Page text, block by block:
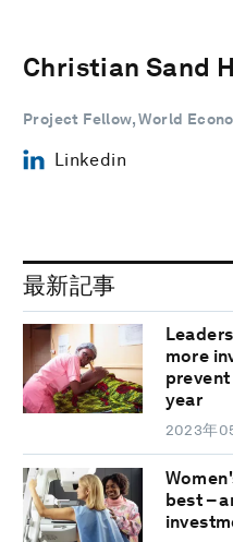
Christian Sand
Project Fellow, World
Linkedin
最新記事
more
year
2023年
best –